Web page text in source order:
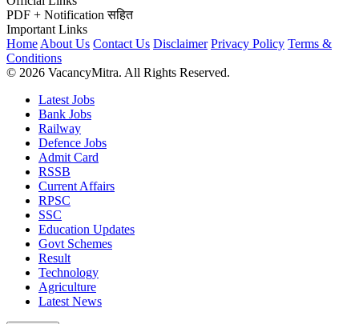
PDF + Notification सहित
Important Links
Home About Us Contact Us Disclaimer Privacy Policy Terms &
Conditions
© 2026 VacancyMitra. All Rights Reserved.
Latest Jobs
Bank Jobs
Railway
Defence Jobs
Admit Card
RSSB
Current Affairs
RPSC
SSC
Education Updates
Govt Schemes
Result
Technology
Agriculture
Latest News